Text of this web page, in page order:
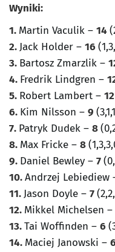
Wyniki:
1. Martin Vaculik – 14
2. Jack Holder – 16
3. Bartosz Zmarzlik –
4. Fredrik Lindgren –
5. Robert Lambert – 12
6. Kim Nilsson – 9
7. Patryk Dudek – 8
8. Max Fricke – 8
9. Daniel Bewley – 7
10.Andrzej Lebiediew
11. Jason Doyle – 7
12. Mikkel Michelsen –
13.Tai Woffinden – 6
14. Maciej Janowski –